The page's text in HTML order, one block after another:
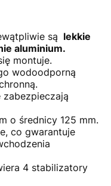
są lekkie
aluminium.
montuje.
wodoodporną
o średnicy 125 mm.
co gwarantuje
4 stabilizatory